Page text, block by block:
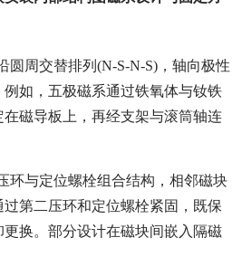
圆周交替排列(N-S-N-S)，轴向极性
如，五极磁系通过铁氧体与钕铁
磁导板上，再经支架与滚筒轴连
环与定位螺栓组合结构， 相邻磁块
第二压环和定位螺栓紧固，既保
换。部分设计在磁块间嵌入隔磁